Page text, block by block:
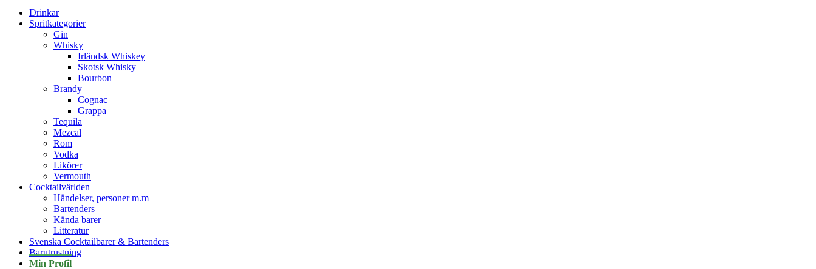
Drinkar
Spritkategorier
Gin
Whisky
Irländsk Whiskey
Skotsk Whisky
Bourbon
Brandy
Cognac
Grappa
Tequila
Mezcal
Rom
Vodka
Likörer
Vermouth
Cocktailvärlden
Händelser, personer m.m
Bartenders
Kända barer
Litteratur
Svenska Cocktailbarer & Bartenders
Barutrustning
Min Profil